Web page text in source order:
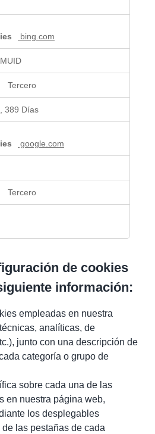
bing.com
Tercero
389 Días
google.com
Tercero
de cookies
información:
empleadas en nuestra
analíticas, de
junto con una descripción de
categoría o grupo de
sobre cada una de las
en nuestra página web,
los desplegables
las pestañas de cada